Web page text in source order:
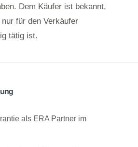
Dem Käufer ist bekannt,
für den Verkäufer
tätig ist.
als ERA Partner im